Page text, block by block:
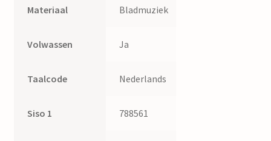
Materiaal Bladmuziek
Volwassen Ja
Taalcode Nederlands
Siso 1 788561